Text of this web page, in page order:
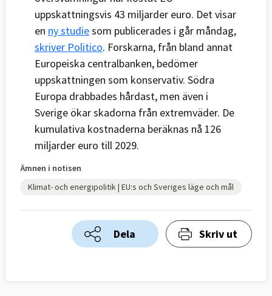
uppskattningsvis 43 miljarder euro. Det visar
en ny studiesom publicerades i går måndag,
skriver Politico. Forskarna, från bland annat
Europeiska centralbanken, bedömer
uppskattningen som konservativ. Södra
Europa drabbades hårdast, men även i
Sverige ökar skadorna från extremväder. De
kumulativa kostnaderna beräknas nå 126
miljarder euro till 2029.
Ämnen i notisen
Klimat- och energipolitik | EU:s och Sveriges läge och mål
Dela Skriv ut